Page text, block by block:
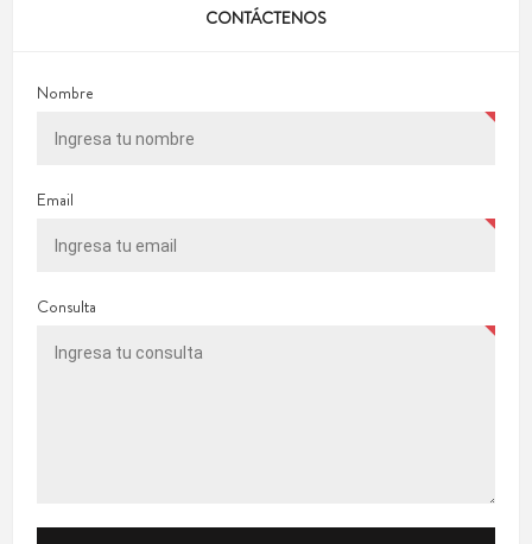
CONTÁCTENOS
Nombre
Email
Consulta